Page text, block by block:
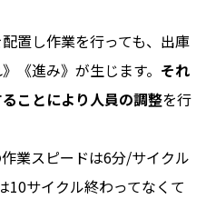
置し作業を行っても、出庫
《進み》が生じます。 それ
ことにより人員の調整を行
業スピードは6分/サイクル
10サイクル終わってなくて